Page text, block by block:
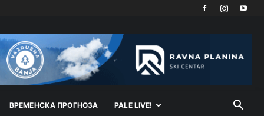
ВРEМEНСКА ПРОГНОЗА PALE LIVE!
Анонимно2818605 11:17
Sa ovim procentom, Bosna i Hercegovina ima
najvišu stopu nepismenosti u regionu.